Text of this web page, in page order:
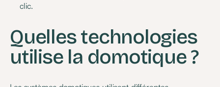
clic.
Quelles technologies
utilise la domotique ?